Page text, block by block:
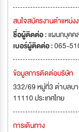
สนใจสมัครงานตำแหน่
ชื่อผู้ติดต่อ :แผนกบุคค
เบอร์ผู้ติดต่อ :065-
ข้อมูลการติดต่อบริษัท
332/69 หมู่ที่3 ตำบลบ
11110 ประเทศไทย
การเดินทาง